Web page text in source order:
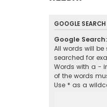
GOOGLE SEARCH
Google Search:
All words will be
searched for
Words with a -
of the words
Use * as a